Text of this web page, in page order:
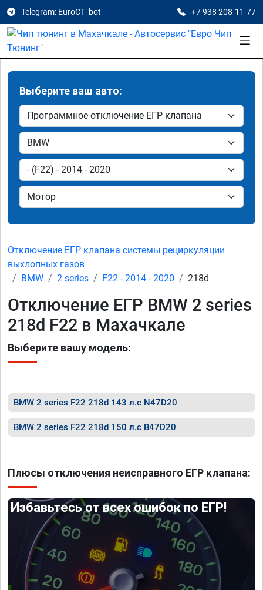
Telegram: EuroCT_bot +7 938 208-11-77
Выберите ваш авто:
Отключение ЕГР клапана системы рециркуляции
выхлопных газов
BMW
2 series F22 - 2014 - 2020 218d
Отключение ЕГР BMW 2 series
218d F22 в Махачкале
Выберите вашу модель:
BMW 2 series F22 218d 143 л.с N47D20
BMW 2 series F22 218d 150 л.с B47D20
Плюсы отключения неисправного ЕГР клапана:
Избавьтесь от всех ошибок по ЕГР!